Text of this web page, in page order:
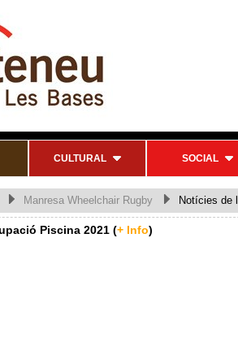
CULTURAL SOCIAL
Manresa Wheelchair Rugby Notícies de
Piscina 2021 (+ Info)